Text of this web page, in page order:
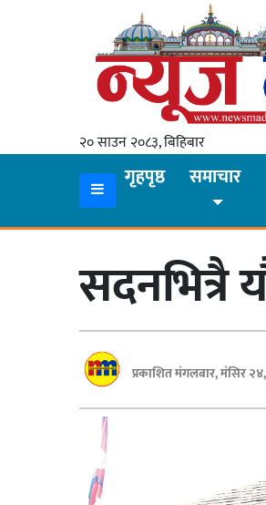
२० साउन २०८३, बिहिबार
गृहपृष्ठ समाचार
सदनभित्रै
प्रकाशित मंगलबार, मंसिर